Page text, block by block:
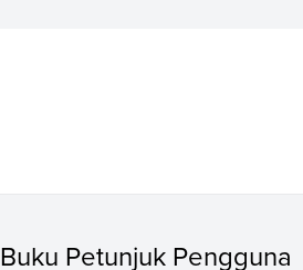
Buku Petunjuk Pengguna